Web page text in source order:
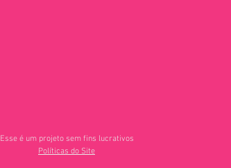
Esse é um projeto sem fins lucrativos
Políticas do Site